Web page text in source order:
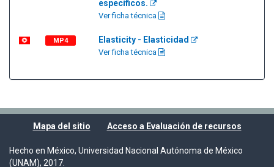
específicos.
Ver ficha técnica
MP4 Elasticity - Elasticidad
Ver ficha técnica
Mapa del sitio Acceso a Evaluación de recursos
Hecho en México, Universidad Nacional Autónoma de México
(UNAM), 2017.